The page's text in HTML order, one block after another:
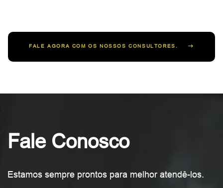
FALE AGORA COM OS NOSSOS CONSULTORES.
Fale Conosco
Estamos sempre prontos para melhor atendê-los.